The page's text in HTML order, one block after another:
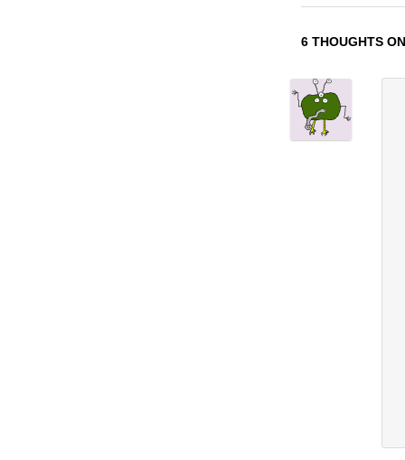
6 THOUGHTS